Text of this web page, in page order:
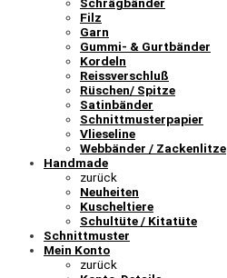
Filz
Garn
Gummi- & Gurtbänder
Kordeln
Reissverschluß
Rüschen/ Spitze
Satinbänder
Schnittmusterpapier
Vlieseline
Webbänder / Zackenlitze
Handmade
zurück
Neuheiten
Kuscheltiere
Schultüte / Kitatüte
Schnittmuster
Mein Konto
zurück